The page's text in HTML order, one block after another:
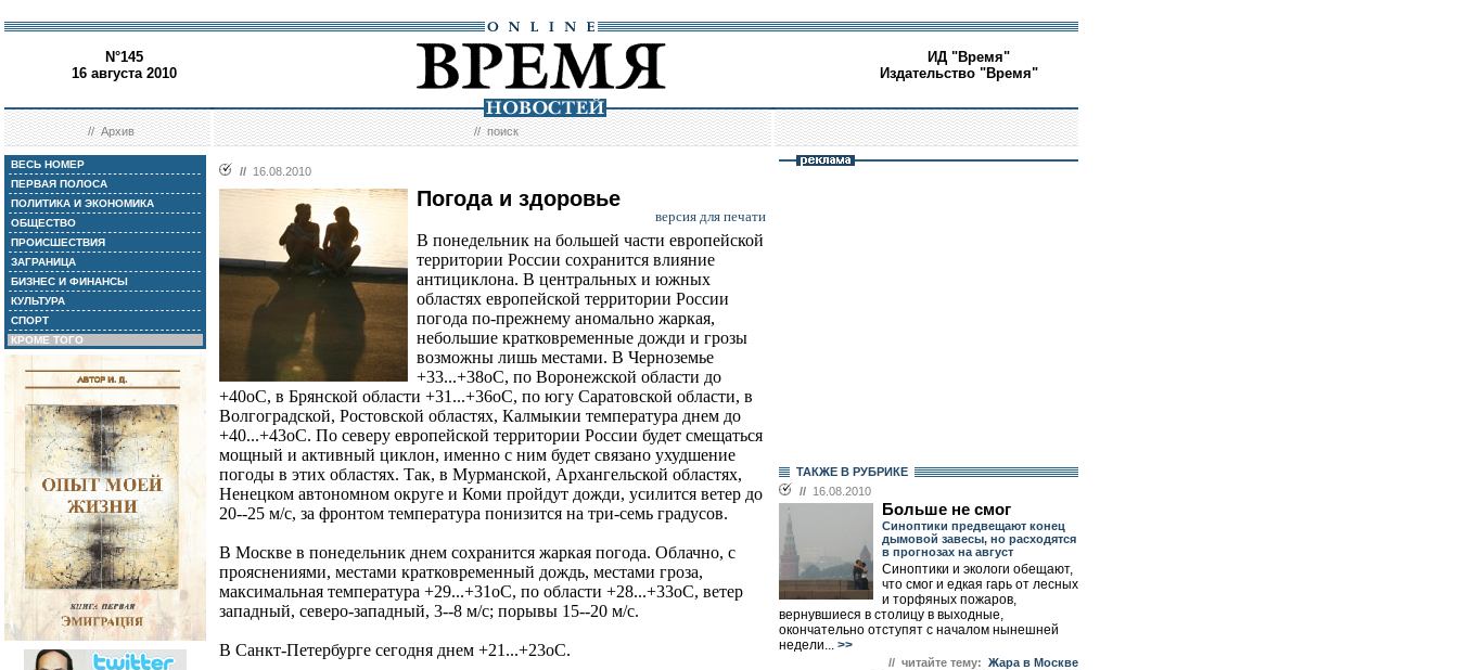
N°145
16 августа 2010
ИД "Время"
Издательство "Время"
//Архив //поиск
ВЕСЬ НОМЕР
ПЕРВАЯ ПОЛОСА
ПОЛИТИКА И ЭКОНОМИКА
ОБЩЕСТВО
ПРОИСШЕСТВИЯ
ЗАГРАНИЦА
БИЗНЕС И ФИНАНСЫ
КУЛЬТУРА
СПОРТ
КРОМЕ ТОГО
// 16.08.2010
Погода и здоровье
версия для печати
В понедельник на большей части европейской
территории России сохранится влияние
антициклона. В центральных и южных
областях европейской территории России
погода по-прежнему аномально жаркая,
небольшие кратковременные дожди и грозы
возможны лишь местами. В Черноземье
+33...+38оС, по Воронежской области до
+40оС, в Брянской области +31...+36оС, по югу Саратовской области, в
Волгоградской, Ростовской областях, Калмыкии температура днем до
+40...+43оС. По северу европейской территории России будет смещаться
мощный и активный циклон, именно с ним будет связано ухудшение
погоды в этих областях. Так, в Мурманской, Архангельской областях,
Ненецком автономном округе и Коми пройдут дожди, усилится ветер до
20--25 м/с, за фронтом температура понизится на три-семь градусов.
В Москве в понедельник днем сохранится жаркая погода. Облачно, с
прояснениями, местами кратковременный дождь, местами гроза,
максимальная температура +29...+31оС, по области +28...+33оС, ветер
западный, северо-западный, 3--8 м/с; порывы 15--20 м/с.
В Санкт-Петербурге сегодня днем +21...+23оС.
ТАКЖЕ В РУБРИКЕ
// 16.08.2010
Больше не смог
Синоптики предвещают конец
дымовой завесы, но расходятся
в прогнозах на август
Синоптики и экологи обещают,
что смог и едкая гарь от лесных
и торфяных пожаров,
вернувшиеся в столицу в выходные,
окончательно отступят с началом нынешней
недели... >>
// читайте тему: Жара в Москве